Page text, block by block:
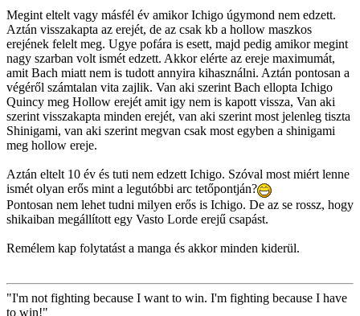
Megint eltelt vagy másfél év amikor Ichigo úgymond nem edzett.
Aztán visszakapta az erejét, de az csak kb a hollow maszkos
erejének felelt meg. Ugye pofára is esett, majd pedig amikor megint
nagy szarban volt ismét edzett. Akkor elérte az ereje maximumát,
amit Bach miatt nem is tudott annyira kihasználni. Aztán pontosan a
végéről számtalan vita zajlik. Van aki szerint Bach ellopta Ichigo
Quincy meg Hollow erejét amit igy nem is kapott vissza, Van aki
szerint visszakapta minden erejét, van aki szerint most jelenleg tiszta
Shinigami, van aki szerint megvan csak most egyben a shinigami
meg hollow ereje.
Aztán eltelt 10 év és tuti nem edzett Ichigo. Szóval most miért lenne
ismét olyan erős mint a legutóbbi arc tetőpontján?
Pontosan nem lehet tudni milyen erős is Ichigo. De az se rossz, hogy
shikaiban megállított egy Vasto Lorde erejű csapást.
Remélem kap folytatást a manga és akkor minden kiderül.
"I'm not fighting because I want to win. I'm fighting because I have
to win!"